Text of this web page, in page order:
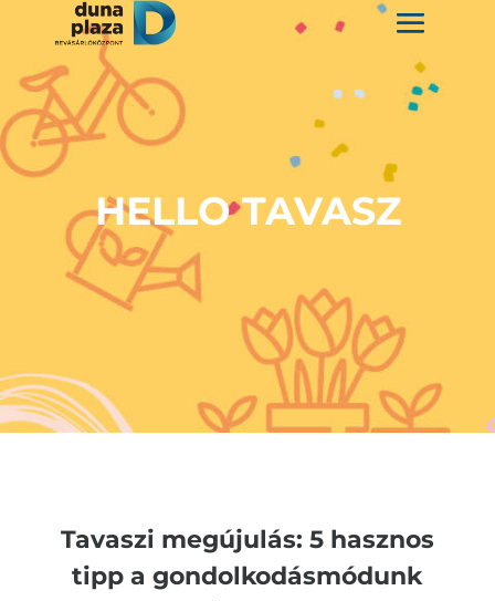
HELLO TAVASZ
Tavaszi megújulás: 5 hasznos
tipp a gondolkodásmódunk